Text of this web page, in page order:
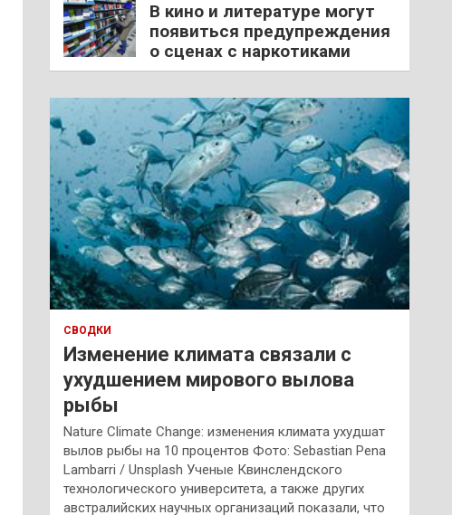
В кино и литературе могут
появиться предупреждения
о сценах с наркотиками
СВОДКИ
Изменение климата связали с
ухудшением мирового вылова
рыбы
Nature Climate Change: изменения климата ухудшат
вылов рыбы на 10 процентов Фото: Sebastian Pena
Lambarri / Unsplash Ученые Квинслендского
технологического университета, а также других
австралийских научных организаций показали, что